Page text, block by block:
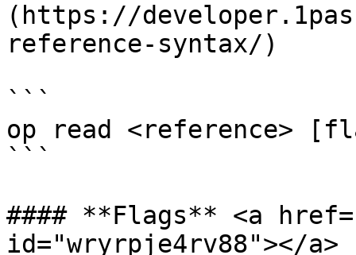
(https://
reference-syntax/)
```
op read <reference>
```
#### **Flags** <a
id="wryrpje4rv88"></a>